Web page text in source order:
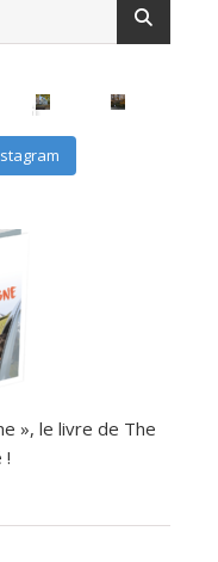
», le livre de The
!